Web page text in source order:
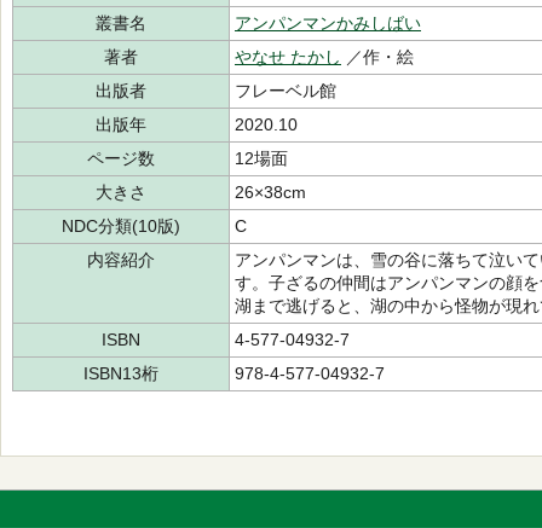
叢書名
アンパンマンかみしばい
著者
やなせ たかし ／作・絵
出版者
フレーベル館
出版年
2020.10
ページ数
12場面
大きさ
26×38cm
NDC分類(10版)
C
内容紹介
アンパンマンは、雪の谷に落ちて泣い
す。子ざるの仲間はアンパンマンの顔
湖まで逃げると、湖の中から怪物が現
ISBN
4-577-04932-7
ISBN13桁
978-4-577-04932-7